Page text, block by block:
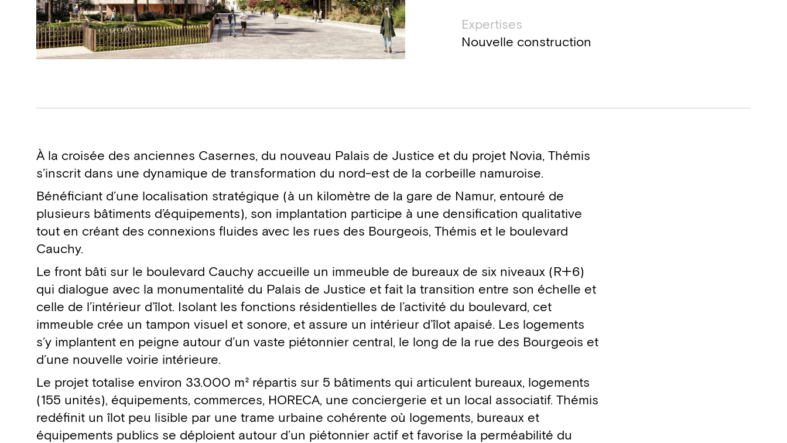
Expertises
Nouvelle construction
Détails du projet
À la croisée des anciennes Casernes, du nouveau Palais de Justice et du projet Novia, Thémis
s’inscrit dans une dynamique de transformation du nord-est de la corbeille namuroise.
Bénéficiant d’une localisation stratégique (à un kilomètre de la gare de Namur, entouré de
plusieurs bâtiments d’équipements), son implantation participe à une densification qualitative
tout en créant des connexions fluides avec les rues des Bourgeois, Thémis et le boulevard
Cauchy.
Le front bâti sur le boulevard Cauchy accueille un immeuble de bureaux de six niveaux (R+6)
qui dialogue avec la monumentalité du Palais de Justice et fait la transition entre son échelle et
celle de l’intérieur d’îlot. Isolant les fonctions résidentielles de l’activité du boulevard, cet
immeuble crée un tampon visuel et sonore, et assure un intérieur d’îlot apaisé. Les logements
s’y implantent en peigne autour d’un vaste piétonnier central, le long de la rue des Bourgeois et
d’une nouvelle voirie intérieure.
Le projet totalise environ 33.000 m² répartis sur 5 bâtiments qui articulent bureaux, logements
(155 unités), équipements, commerces, HORECA, une conciergerie et un local associatif. Thémis
redéfinit un îlot peu lisible par une trame urbaine cohérente où logements, bureaux et
équipements publics se déploient autour d’un piétonnier actif et favorise la perméabilité du